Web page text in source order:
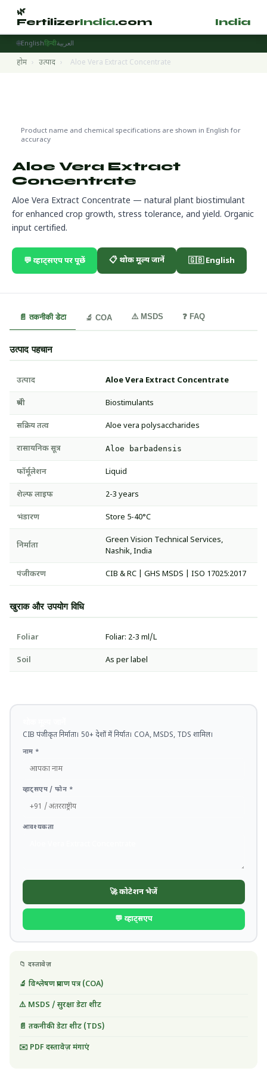
🌿
FertilizerIndia.com India
🌐Englishहिन्दीالعربية
होम › उत्पाद › Aloe Vera Extract Concentrate
Product name and chemical specifications are shown in English for
accuracy
Aloe Vera Extract
Concentrate
Aloe Vera Extract Concentrate — natural plant biostimulant
for enhanced crop growth, stress tolerance, and yield. Organic
input certified.
💬 व्हाट्सएप पर पूछें 📋 थोक मूल्य जानें 🇬🇧 English
📄 तकनीकी डेटा 🔬 COA ⚠️ MSDS ❓ FAQ
उत्पाद पहचान
उत्पाद Aloe Vera Extract Concentrate
श्रेणी Biostimulants
सक्रिय तत्व Aloe vera polysaccharides
रासायनिक सूत्र Aloe barbadensis
फॉर्मूलेशन Liquid
शेल्फ लाइफ 2-3 years
भंडारण Store 5-40°C
निर्माता
Green Vision Technical Services,
Nashik, India
पंजीकरण CIB & RC | GHS MSDS | ISO 17025:2017
खुराक और उपयोग विधि
Foliar Foliar: 2-3 ml/L
Soil As per label
CIB पंजीकृत निर्माता। 50+ देशों में निर्यात। COA, MSDS, TDS शामिल।
नाम *
व्हाट्सएप / फोन *
आवश्यकता
🚀 कोटेशन भेजें
💬 व्हाट्सएप
📁 दस्तावेज़
🔬 विश्लेषण प्रमाण पत्र (COA)
⚠️ MSDS / सुरक्षा डेटा शीट
📄 तकनीकी डेटा शीट (TDS)
✉️ PDF दस्तावेज़ मंगाएं